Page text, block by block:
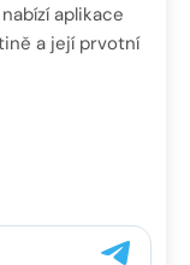
aplikace
a její prvotní